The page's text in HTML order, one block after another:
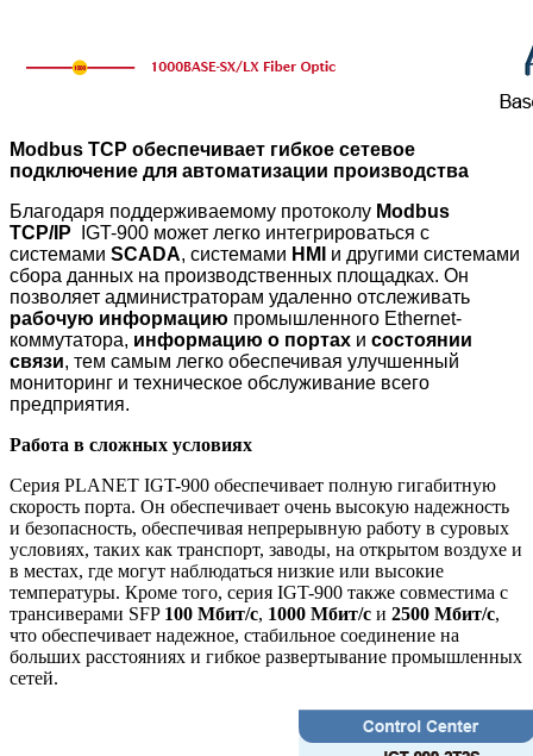
Modbus TCP обеспечивает гибкое сетевое
подключение для автоматизации производства
Благодаря поддерживаемому протоколу Modbus
TCP/IP IGT-900 может легко интегрироваться с
системами SCADA, системами HMI и другими системами
сбора данных на производственных площадках. Он
позволяет администраторам удаленно отслеживать
рабочую информацию промышленного Ethernet-
коммутатора, информацию о портах и ​​ состоянии
связи, тем самым легко обеспечивая улучшенный
мониторинг и техническое обслуживание всего
предприятия.
Работа в сложных условиях
Серия PLANET IGT-900 обеспечивает полную гигабитную
скорость порта. Он обеспечивает очень высокую надежность
и безопасность, обеспечивая непрерывную работу в суровых
условиях, таких как транспорт, заводы, на открытом воздухе и
в местах, где могут наблюдаться низкие или высокие
температуры. Кроме того, серия IGT-900 также совместима с
трансиверами SFP 100 Мбит/с, 1000 Мбит/с и 2500 Мбит/с,
что обеспечивает надежное, стабильное соединение на
больших расстояниях и гибкое развертывание промышленных
сетей.